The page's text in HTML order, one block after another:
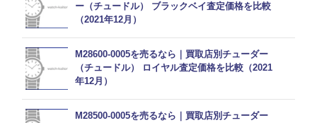
ー（チュードル） ブラックベイ査定価格を比較
（2021年12月）
M28600-0005を売るなら｜買取店別チューダー
（チュードル） ロイヤル査定価格を比較（2021
年12月）
M28500-0005を売るなら｜買取店別チューダー